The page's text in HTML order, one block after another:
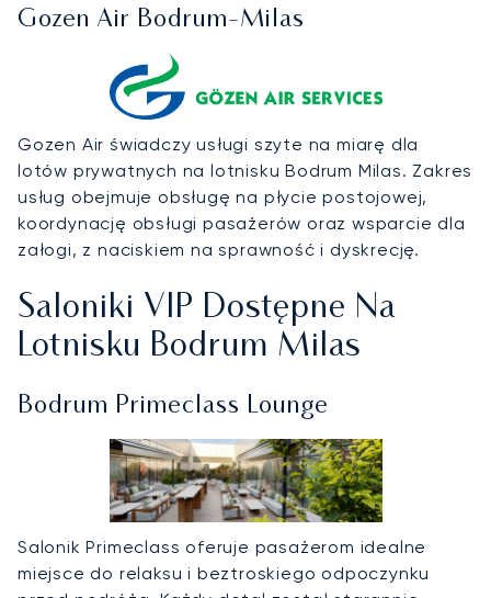
Gozen Air Bodrum-Milas
Gozen Air świadczy usługi szyte na miarę dla
lotów prywatnych na lotnisku Bodrum Milas. Zakres
usług obejmuje obsługę na płycie postojowej,
koordynację obsługi pasażerów oraz wsparcie dla
załogi, z naciskiem na sprawność i dyskrecję.
Saloniki VIP Dostępne Na
Lotnisku Bodrum Milas
Bodrum Primeclass Lounge
Salonik Primeclass oferuje pasażerom idealne
miejsce do relaksu i beztroskiego odpoczynku